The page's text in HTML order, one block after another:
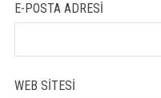
E-POSTA ADRESI
WEB SITESI